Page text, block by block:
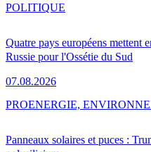
Quatre pays européens mettent
Russie pour l'Ossétie du Sud
07.08.2026
POLITIQUE
Panneaux solaires et puces :
PROENERGIE,